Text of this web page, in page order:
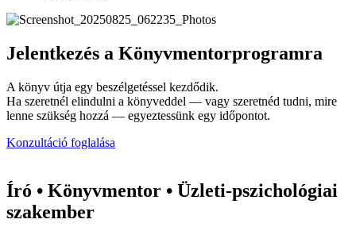
Jelentkezés a Könyvmentorprogramra
A könyv útja egy beszélgetéssel kezdődik.
Ha szeretnél elindulni a könyveddel — vagy szeretnéd tudni, mire
lenne szükség hozzá — egyeztessünk egy időpontot.
Konzultáció foglalása
Író • Könyvmentor • Üzleti-pszichológiai
szakember